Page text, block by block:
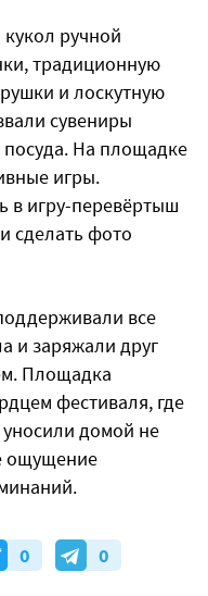
ручной
традиционную
и лоскутную
сувениры
посуда. На площадке
игры.
в игру-перевёртыш
сделать фото
все
и заряжали друг
Площадка
фестиваля, где
домой не
ощущение
0 0